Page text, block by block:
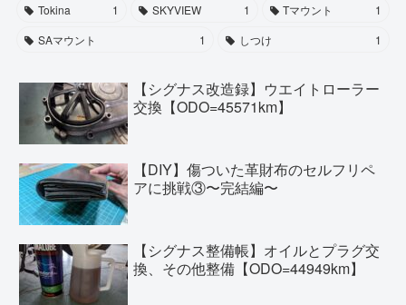
Tokina
1 SKYVIEW 1 Tマウント
1
SAマウント
1 しつけ 1
【シグナス改造録】ウエイトローラー
交換【ODO=45571km】
【DIY】傷ついた革財布のセルフリペ
アに挑戦③〜完結編〜
【シグナス整備帳】オイルとプラグ交
換、その他整備【ODO=44949km】